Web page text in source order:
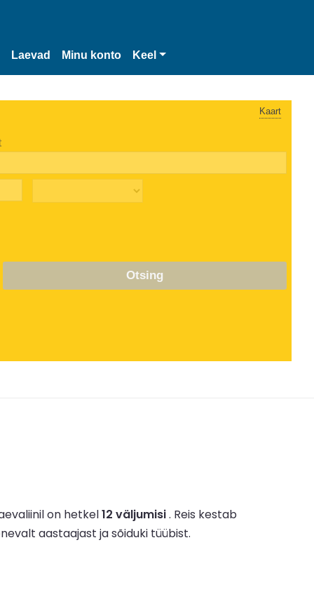
Laevad Minu konto Keel
Kaart
Otsing
on hetkel12 väljumisi. Reis kestab
aastaajast ja sõiduki tüübist.